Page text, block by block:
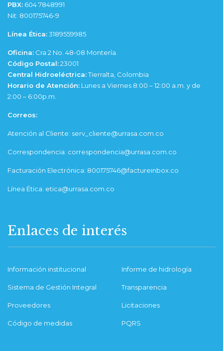
PBX: 604 7848991
Nit: 800175746-9
Línea Ética:3189559985
Oficina: Cra 2 No. 48-08 Montería.
Código Postal:23001
Central Hidroeléctrica:Tierralta, Colombia
Horario de Atención: Lunes a Viernes 8:00 – 12:00 a.m. y de
2:00 – 6:00p.m.
Correos:
Atención al Cliente: serv_cliente@urrasa.com.co
Correspondencia: correspondencia@urrasa.com.co
Facturación Electrónica: 800175746@factureinbox.co
Línea Ética: etica@urrasa.com.co
Enlaces de interés
Información institucional Informe de hidrología
Sistema de Gestión Integral Transparencia
Proveedores Licitaciones
Código de medidas PQRS